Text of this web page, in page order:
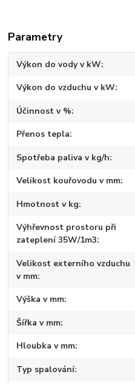
Parametry
Výkon do vody v kW
Výkon do vzduchu v kW
Účinnost v %
Přenos tepla
Spotřeba paliva v kg/h
Velikost kouřovodu v mm
Hmotnost v kg
Výhřevnost prostoru při
zateplení 35W/1m3
Velikost externího vzduchu
v mm
Výška v mm
Šířka v mm
Hloubka v mm
Typ spalování